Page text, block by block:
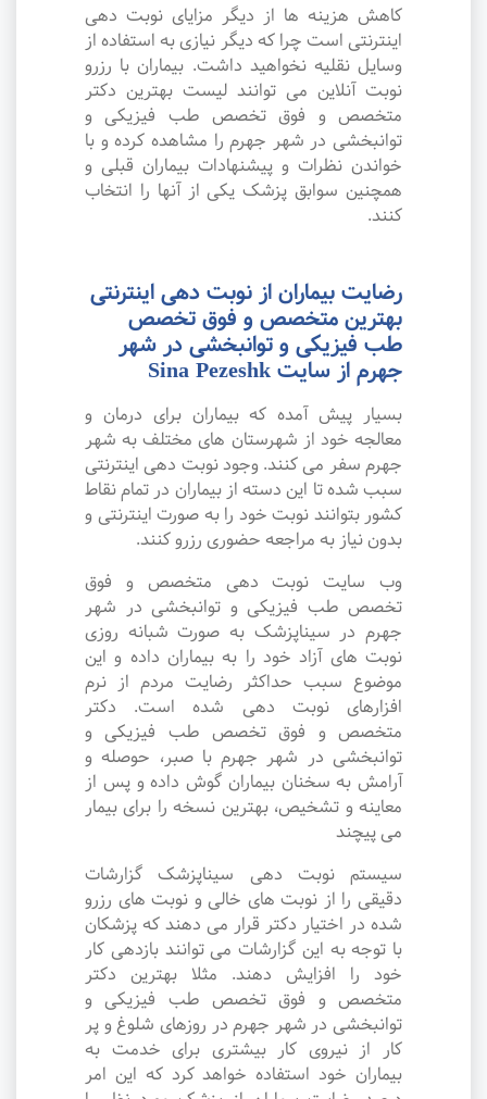
کاهش هزینه ها از دیگر مزایای نوبت دهی
اینترنتی است چرا که دیگر نیازی به استفاده از
وسایل نقلیه نخواهید داشت. بیماران با رزرو
نوبت آنلاین می توانند لیست بهترین دکتر
متخصص و فوق تخصص طب فیزیکی و
توانبخشی در شهر جهرم را مشاهده کرده و با
خواندن نظرات و پیشنهادات بیماران قبلی و
همچنین سوابق پزشک یکی از آنها را انتخاب
کنند.
رضایت بیماران از نوبت دهی اینترنتی
بهترین متخصص و فوق تخصص
طب فیزیکی و توانبخشی در شهر
جهرم از سایت Sina Pezeshk
بسیار پیش آمده که بیماران برای درمان و
معالجه خود از شهرستان های مختلف به شهر
جهرم سفر می کنند. وجود نوبت دهی اینترنتی
سبب شده تا این دسته از بیماران در تمام نقاط
کشور بتوانند نوبت خود را به صورت اینترنتی و
بدون نیاز به مراجعه حضوری رزرو کنند.
وب سایت نوبت دهی متخصص و فوق
تخصص طب فیزیکی و توانبخشی در شهر
جهرم در سیناپزشک به صورت شبانه روزی
نوبت های آزاد خود را به بیماران داده و این
موضوع سبب حداکثر رضایت مردم از نرم
افزارهای نوبت دهی شده است. دکتر
متخصص و فوق تخصص طب فیزیکی و
توانبخشی در شهر جهرم با صبر، حوصله و
آرامش به سخنان بیماران گوش داده و پس از
معاینه و تشخیص، بهترین نسخه را برای بیمار
می پیچند
سیستم نوبت دهی سیناپزشک گزارشات
دقیقی را از نوبت های خالی و نوبت های رزرو
شده در اختیار دکتر قرار می دهند که پزشکان
با توجه به این گزارشات می توانند بازدهی کار
خود را افزایش دهند. مثلا بهترین دکتر
متخصص و فوق تخصص طب فیزیکی و
توانبخشی در شهر جهرم در روزهای شلوغ و پر
کار از نیروی کار بیشتری برای خدمت به
بیماران خود استفاده خواهد کرد که این امر